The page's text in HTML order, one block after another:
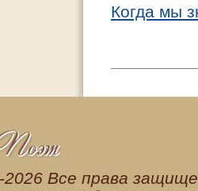
Когда мы
Все права